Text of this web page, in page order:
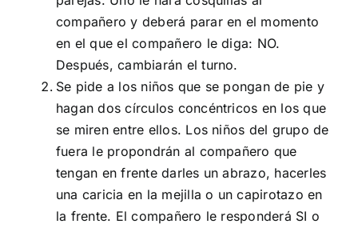
compañero y deberá parar en el momento
en el que el compañero le diga: NO.
Después, cambiarán el turno.
Se pide a los niños que se pongan de pie y
hagan dos círculos concéntricos en los que
se miren entre ellos. Los niños del grupo de
fuera le propondrán al compañero que
tengan en frente darles un abrazo, hacerles
una caricia en la mejilla o un capirotazo en
la frente. El compañero le responderá SI o